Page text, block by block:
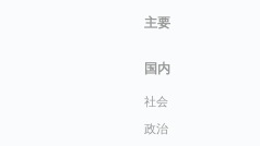
主要
国内
社会
政治